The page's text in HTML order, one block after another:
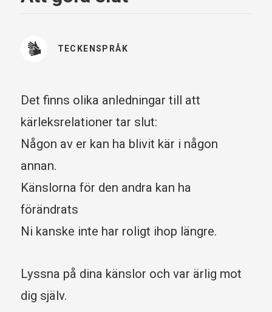
TECKENSPRÅK
Det finns olika anledningar till att
kärleksrelationer tar slut:
Någon av er kan ha blivit kär i någon
annan.
Känslorna för den andra kan ha
förändrats
Ni kanske inte har roligt ihop längre.
Lyssna på dina känslor och var ärlig mot
dig själv.